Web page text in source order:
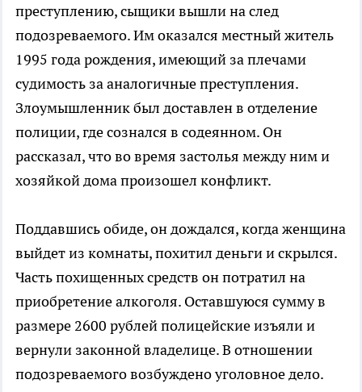
преступлению, сыщики вышли на след
подозреваемого. Им оказался местный житель
1995 года рождения, имеющий за плечами
судимость за аналогичные преступления.
Злоумышленник был доставлен в отделение
полиции, где сознался в содеянном. Он
рассказал, что во время застолья между ним и
хозяйкой дома произошел конфликт.
Поддавшись обиде, он дождался, когда женщина
выйдет из комнаты, похитил деньги и скрылся.
Часть похищенных средств он потратил на
приобретение алкоголя. Оставшуюся сумму в
размере 2600 рублей полицейские изъяли и
вернули законной владелице. В отношении
подозреваемого возбуждено уголовное дело.